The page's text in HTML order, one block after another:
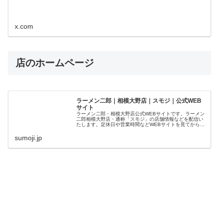
x.com
店のホームページ
ラーメン二郎｜相模大野店｜スモジ｜公式WEB
サイト
ラーメン二郎・相模大野店公式WEBサイトです。ラーメン
二郎相模大野店・通称「スモジ」の店舗情報などを配信い
たします。定休日や営業時間などWEBサイトを見てからご
sumoji.jp